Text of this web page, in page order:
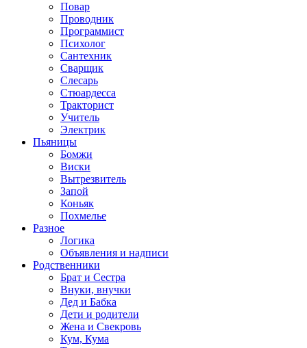
Повар
Проводник
Программист
Психолог
Сантехник
Сварщик
Слесарь
Стюардесса
Тракторист
Учитель
Электрик
Пьяницы
Бомжи
Виски
Вытрезвитель
Запой
Коньяк
Похмелье
Разное
Логика
Объявления и надписи
Родственники
Брат и Сестра
Внуки, внучки
Дед и Бабка
Дети и родители
Жена и Свекровь
Кум, Кума